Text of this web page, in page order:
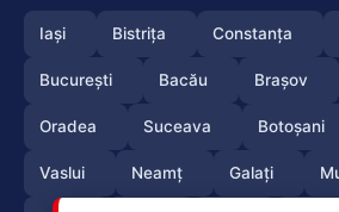
Iași Bistrița Constanța
București Bacău Brașov
Oradea Suceava Botoșani
Vaslui Neamț Galați